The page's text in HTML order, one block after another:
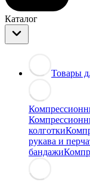
Каталог
Товары
колготки
рукава и
бандажи